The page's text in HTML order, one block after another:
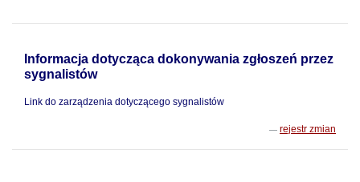
Informacja dotycząca dokonywania zgłoszeń przez
sygnalistów
Link do zarządzenia dotyczącego sygnalistów
rejestr zmian